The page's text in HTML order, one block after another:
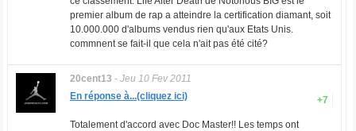
premier album de rap a atteindre la certification diamant, soit
10.000.000 d'albums vendus rien qu'aux Etats Unis.
commnent se fait-il que cela n'ait pas été cité?
20cent13 - Jeu 10 Fev 2011
+7
En réponse à...(cliquez ici)
Totalement d'accord avec Doc Master!! Les temps ont